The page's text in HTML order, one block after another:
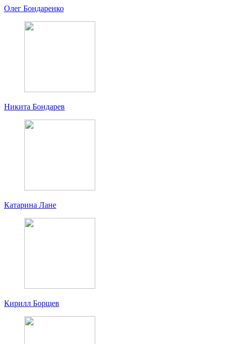
Олег Бондаренко
Никита Бондарев
Катарина Лане
Кирилл Борщев